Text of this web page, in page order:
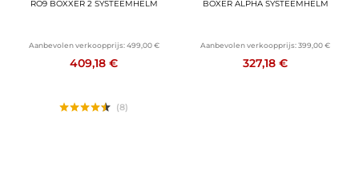
RO9 BOXXER 2 SYSTEEMHELM
Aanbevolen verkoopprijs: 499,00 €
409,18 €
(8)
BOXER ALPHA SYSTEEMHELM
Aanbevolen verkoopprijs:399,00 €
327,18 €